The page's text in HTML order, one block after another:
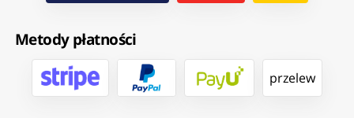
Metody płatności
przelew